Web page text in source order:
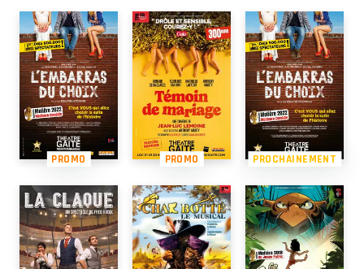
PROMO PROMO PROCHAINEMENT